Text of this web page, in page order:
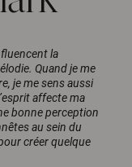
la
Quand je me
je me sens aussi
affecte ma
bonne perception
au sein du
créer quelque